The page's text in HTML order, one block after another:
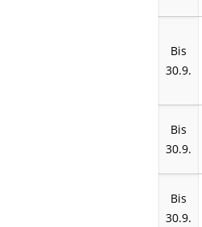
Bis
30.9.
Bis
30.9.
Bis
30.9.